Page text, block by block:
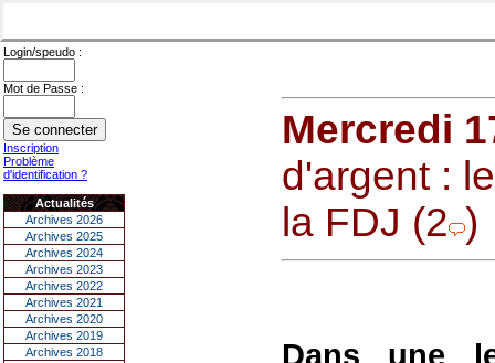
Login/speudo :
Mot de Passe :
Inscription
Problème
d'identification ?
Actualités
Archives 2026
Archives 2025
Archives 2024
Archives 2023
Archives 2022
Archives 2021
Archives 2020
Archives 2019
Archives 2018
Mercredi
d'argent :
la FDJ (2 )
Dans une